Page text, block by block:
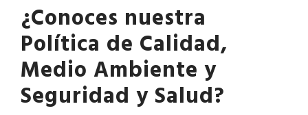
¿Conoces nuestra
Política de Calidad,
Medio Ambiente y
Seguridad y Salud?